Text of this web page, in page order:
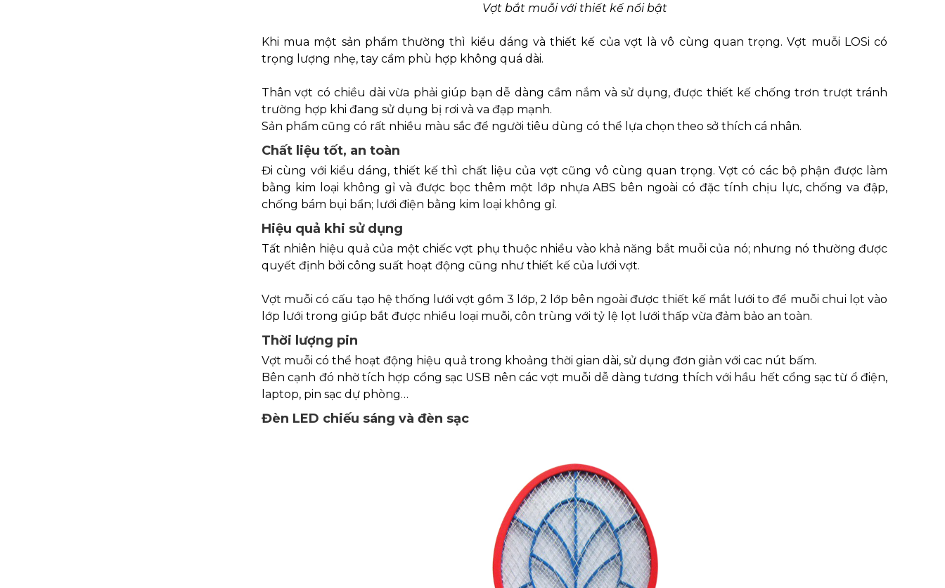
Vợt bắt muỗi với thiết kế nổi bật
Khi mua một sản phẩm thường thì kiểu dáng và thiết kế của vợt là vô cùng quan trọng. Vợt muỗi LOSi có
trọng lượng nhẹ, tay cầm phù hợp không quá dài.
Thân vợt có chiều dài vừa phải giúp bạn dễ dàng cầm nắm và sử dụng, được thiết kế chống trơn trượt tránh
trường hợp khi đang sử dụng bị rơi và va đạp mạnh.
Sản phẩm cũng có rất nhiều màu sắc để người tiêu dùng có thể lựa chọn theo sở thích cá nhân.
Chất liệu tốt, an toàn
Đi cùng với kiểu dáng, thiết kế thì chất liệu của vợt cũng vô cùng quan trọng. Vợt có các bộ phận được làm
bằng kim loại không gỉ và được bọc thêm một lớp nhựa ABS bên ngoài có đặc tính chịu lực, chống va đập,
chống bám bụi bẩn; lưới điện bằng kim loại không gỉ.
Hiệu quả khi sử dụng
Tất nhiên hiệu quả của một chiếc vợt phụ thuộc nhiều vào khả năng bắt muỗi của nó; nhưng nó thường được
quyết định bởi công suất hoạt động cũng như thiết kế của lưới vợt.
Vợt muỗi có cấu tạo hệ thống lưới vợt gồm 3 lớp, 2 lớp bên ngoài được thiết kế mắt lưới to để muỗi chui lọt vào
lớp lưới trong giúp bắt được nhiều loại muỗi, côn trùng với tỷ lệ lọt lưới thấp vừa đảm bảo an toàn.
Thời lượng pin
Vợt muỗi có thể hoạt động hiệu quả trong khoảng thời gian dài, sử dụng đơn giản với cac nút bấm.
Bên cạnh đó nhờ tích hợp cổng sạc USB nên các vợt muỗi dễ dàng tương thích với hầu hết cổng sạc từ ổ điện,
laptop, pin sạc dự phòng…
Đèn LED chiếu sáng và đèn sạc